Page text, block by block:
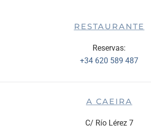
RESTAURANTE
Reservas:
+34 620 589 487
A CAEIRA
C/ Río Lérez 7